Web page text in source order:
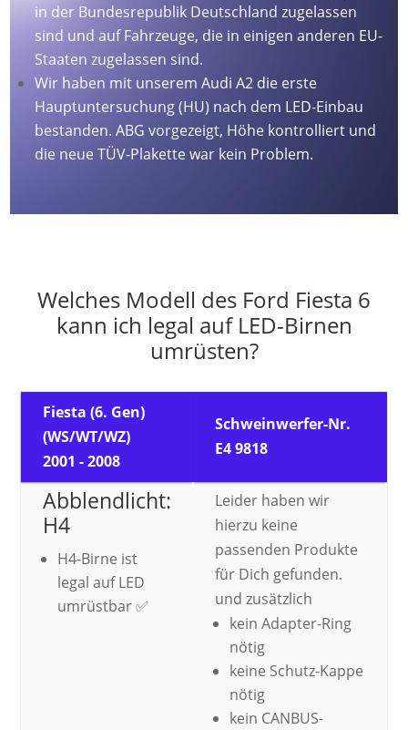
in der Bundesrepublik Deutschland zugelassen
sind und auf Fahrzeuge, die in einigen anderen EU-
Staaten zugelassen sind.
Wir haben mit unserem Audi A2 die erste
Hauptuntersuchung (HU) nach dem LED-Einbau
bestanden. ABG vorgezeigt, Höhe kontrolliert und
die neue TÜV-Plakette war kein Problem.
Welches Modell des Ford Fiesta 6
kann ich legal auf LED-Birnen
umrüsten?
Fiesta (6. Gen)
(WS/WT/WZ)
2001 - 2008
Schweinwerfer-Nr.
E4 9818
Abblendlicht:
H4
H4-Birne ist
legal auf LED
umrüstbar ✅
Leider haben wir
hierzu keine
passenden Produkte
für Dich gefunden.
und zusätzlich
kein Adapter-Ring
nötig
keine Schutz-Kappe
nötig
kein CANBUS-